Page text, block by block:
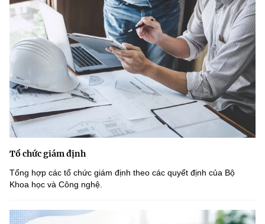
Tổ chức giám định
Tổng hợp các tổ chức giám định theo các quyết định của Bộ
Khoa học và Công nghệ.